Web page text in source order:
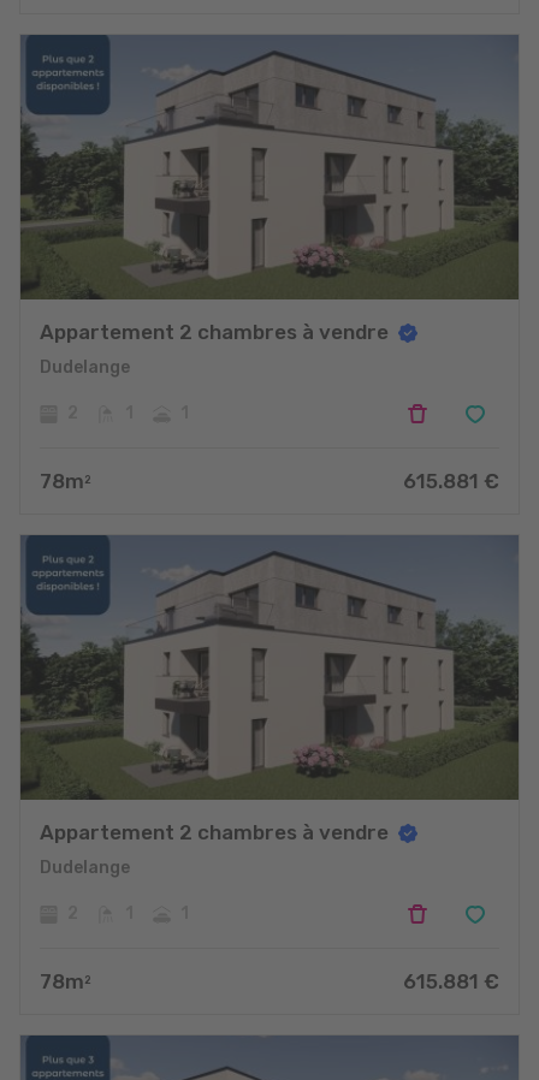
Appartement 2 chambres à vendre
Dudelange
78m 2 615.881 €
Appartement 2 chambres à vendre
Dudelange
78m 2 615.881 €